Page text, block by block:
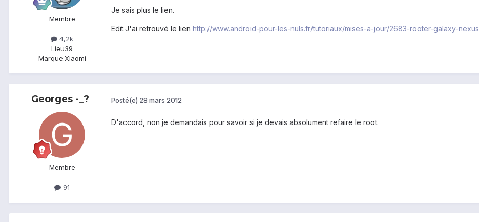
Membre
4,2k
Lieu39
Marque:Xiaomi
Je sais plus le lien.
Edit:J'ai retrouvé le lien http://www.android-pour-les-nuls.fr/tutoriaux/mises-a-jour/2683-rooter-galaxy-nexus
Georges -_?
Membre
91
Posté(e) 28 mars 2012
D'accord, non je demandais pour savoir si je devais absolument refaire le root.